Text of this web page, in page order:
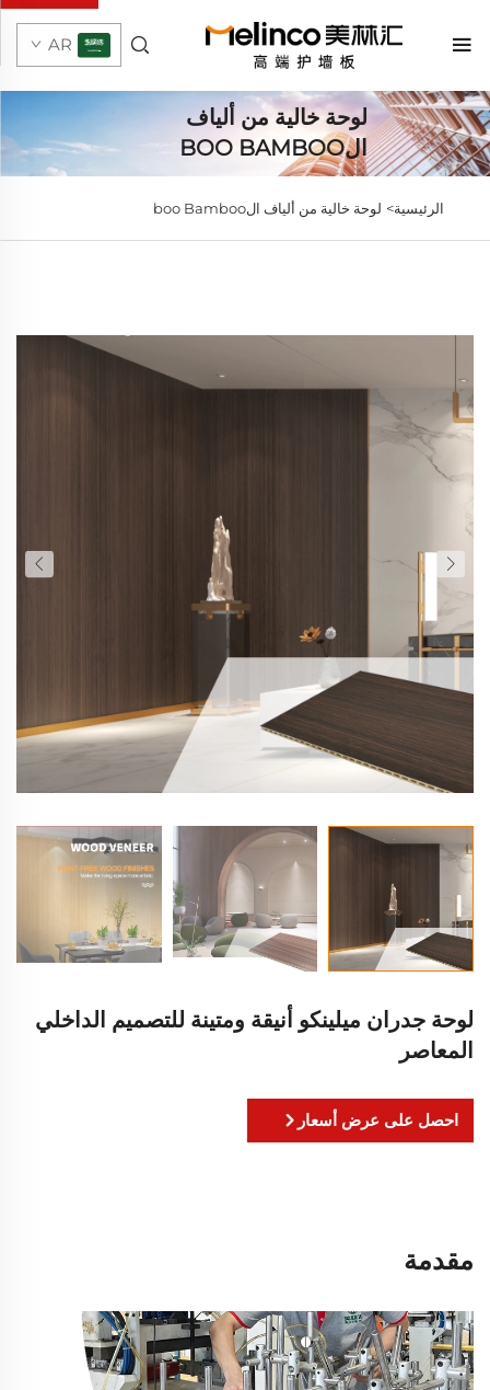
AR
لوحة خالية من ألياف
الBOO BAMBOO
الرئيسية> لوحة خالية من ألياف الboo Bamboo
لوحة جدران ميلينكو أنيقة ومتينة للتصميم الداخلي
المعاصر
احصل على عرض أسعار
مقدمة